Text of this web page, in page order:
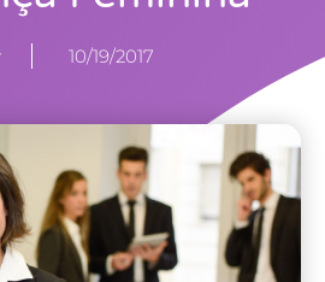
10/19/2017